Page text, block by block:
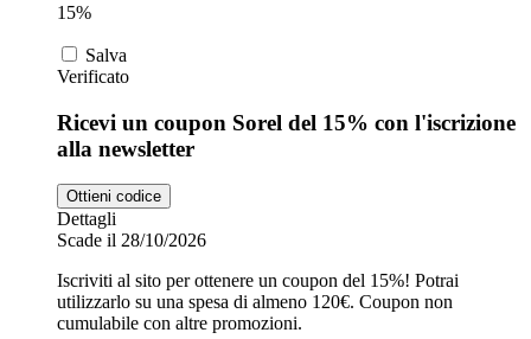
15%
Salva
Verificato
Ricevi un coupon Sorel del 15% con l'iscrizione
alla newsletter
Ottieni codice
Dettagli
Scade il 28/10/2026
Iscriviti al sito per ottenere un coupon del 15%! Potrai
utilizzarlo su una spesa di almeno 120€. Coupon non
cumulabile con altre promozioni.